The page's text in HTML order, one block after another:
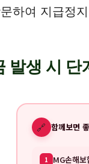
하여 지급정
발생 시 단
🔗 함께보면
1 MG손해